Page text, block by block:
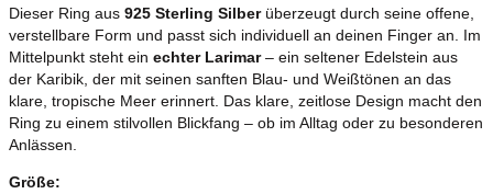
Dieser Ring aus 925 Sterling Silberüberzeugt durch seine offene,
verstellbare Form und passt sich individuell an deinen Finger an. Im
Mittelpunkt steht ein echter Larimar– ein seltener Edelstein aus
der Karibik, der mit seinen sanften Blau- und Weißtönen an das
klare, tropische Meer erinnert. Das klare, zeitlose Design macht den
Ring zu einem stilvollen Blickfang – ob im Alltag oder zu besonderen
Anlässen.
Größe: